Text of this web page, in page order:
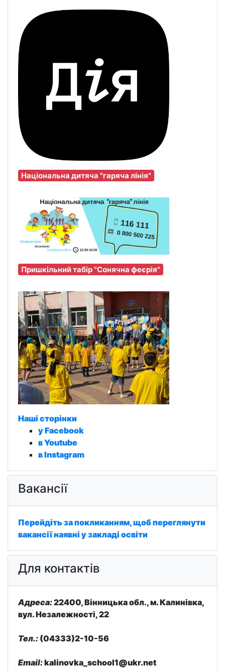
Національна дитяча "гаряча лінія"
Пришкільний табір "Сонячна феєрія"
Наші сторінки
у Facebook
в Youtube
в Instagram
Вакансії
Перейдіть за покликанням, щоб переглянути
вакансії наявні у закладі освіти
Для контактів
Адреса:22400, Вінницька обл., м. Калинівка,
вул. Незалежності, 22
Тел.: (04333)2-10-56
Email:kalinovka_school1@ukr.net